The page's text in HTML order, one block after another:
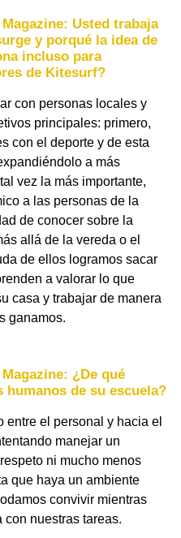
Usted trabaja
y porqué la idea de
incluso para
de Kitesurf?
con personas locales y
principales: primero,
con el deporte y de esta
a más
vez la más importante,
a las personas de la
de conocer sobre la
allá de la vereda o el
de ellos logramos sacar
a valorar lo que
casa y trabajar de manera
ganamos.
¿De qué
de su escuela?
entre el personal y hacia el
manejar un
ni mucho menos
que haya un ambiente
convivir mientras
nuestras tareas.